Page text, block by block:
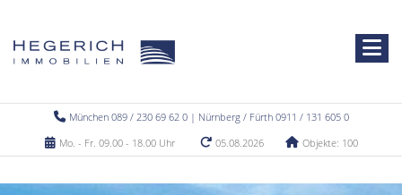
München 089 / 230 69 62 0 | Nürnberg / Fürth 0911 / 131 605 0
Mo. - Fr. 09.00 - 18.00 Uhr
05.08.2026 Objekte: 100